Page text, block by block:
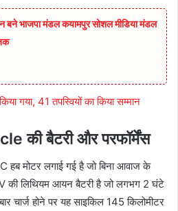
बने भाजपा मंडल कयामपुर सोशल मीडिया मंडल
गया, 41 तपस्वियों का किया सम्मान
की बैटरी और परफॉर्मेंस
मोटर लगाई गई है जो बिना आवाज के
की लिथियम आयन बैटरी है जो लगभग 2 घंटे
चार्ज होने पर यह साइकिल 145 किलोमीटर